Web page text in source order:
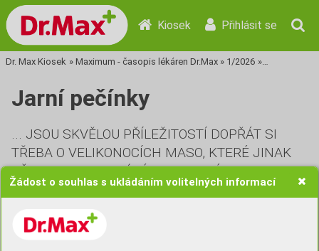
Žádost o souhlas s ukládáním volitelných informací
Kiosek Přihlásit se
Dr. Max Kiosek » Maximum - časopis lékáren Dr.Max » 1/2026 » Tisková
Jarní pečínky
... JSOU SKVĚLOU PŘÍLEŽITOSTÍ DOPŘÁT SI
TŘEBA O VELIKONOCÍCH MASO, KTERÉ JINAK
BĚHEM ROKU NEBÝVÁ DOSTUPNÉ. MASO
MLÁĎAT JE JEMNÉ A VELMI KVALITNÍ,
VYROSTLÉ VĚTŠINOU NA MATEŘSKÉM MLÉKU
A ČERSTVÉ PASTVĚ, TAKŽE JE VELMI ZDRAVÉ.